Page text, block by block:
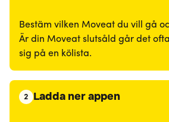
Bestäm vilken Moveat du vill gå
Är din Moveat slutsåld går det
sig på en kölista.
2 Ladda ner appen